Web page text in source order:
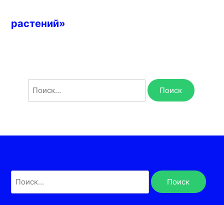
растений»
Найти: